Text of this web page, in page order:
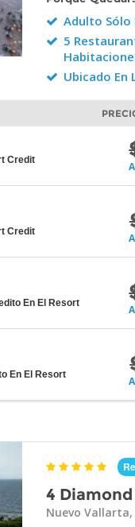
Adulto
5
Ubicado En
Credit
Credit
En El Resort
En El Resort
4
Nuevo Vallarta,